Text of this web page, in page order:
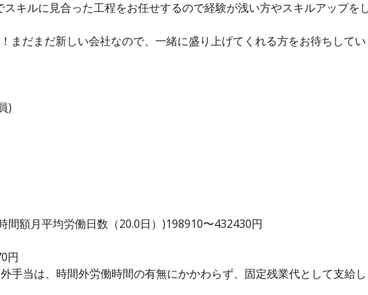
キルに見合った工程をお任せするので経験が浅い方やスキルアップを
まだまだ新しい会社なので、一緒に盛り上げてくれる方をお待ちして
)
間額月平均労働日数（20.0日）)198910〜432430円
円
手当は、時間外労働時間の有無にかかわらず、固定残業代として支給